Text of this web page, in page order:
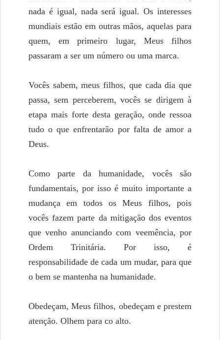
nada é igual, nada será igual. Os interesses
mundiais estão em outras mãos, aquelas para
quem, em primeiro lugar, Meus filhos
passaram a ser um número ou uma marca.
Vocês sabem, meus filhos, que cada dia que
passa, sem perceberem, vocês se dirigem à
etapa mais forte desta geração, onde ressoa
tudo o que enfrentarão por falta de amor a
Deus.
Como parte da humanidade, vocês são
fundamentais, por isso é muito importante a
mudança em todos os Meus filhos, pois
vocês fazem parte da mitigação dos eventos
que venho anunciando com veemência, por
Ordem Trinitária. Por isso, é
responsabilidade de cada um mudar, para que
o bem se mantenha na humanidade.
Obedeçam, Meus filhos, obedeçam e prestem
atenção. Olhem para co alto.